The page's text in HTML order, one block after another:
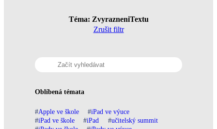
Téma: ZvyrazneniTextu
Zrušit filtr
Oblíbená témata
Apple ve škole
iPad ve výuce
iPad ve škole
iPad
učitelský summit